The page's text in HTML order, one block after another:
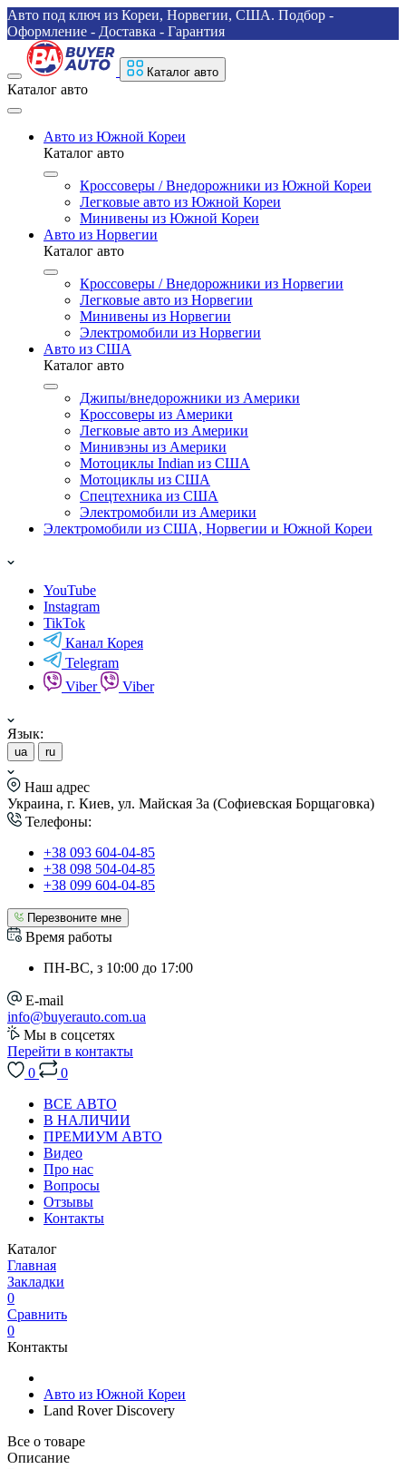
Авто под ключ из Кореи, Норвегии, США. Подбор -
Оформление - Доставка - Гарантия
Каталог авто
Каталог авто
Авто из Южной Кореи
Каталог авто
Кроссоверы / Внедорожники из Южной Кореи
Легковые авто из Южной Кореи
Минивены из Южной Кореи
Авто из Норвегии
Каталог авто
Кроссоверы / Внедорожники из Норвегии
Легковые авто из Норвегии
Минивены из Норвегии
Электромобили из Норвегии
Авто из США
Каталог авто
Джипы/внедорожники из Америки
Кроссоверы из Америки
Легковые авто из Америки
Минивэны из Америки
Мотоциклы Indian из США
Мотоциклы из США
Спецтехника из США
Электромобили из Америки
Электромобили из США, Норвегии и Южной Кореи
YouTube
Instagram
TikTok
Канал Корея
Telegram
Viber
Viber
Язык:
ua ru
Наш адрес
Украина, г. Киев, ул. Майская 3а (Софиевская Борщаговка)
Телефоны:
+38 093 604-04-85
+38 098 504-04-85
+38 099 604-04-85
Перезвоните мне
Время работы
ПН-ВС, з 10:00 до 17:00
E-mail
info@buyerauto.com.ua
Мы в соцсетях
Перейти в контакты
0
0
ВСЕ АВТО
В НАЛИЧИИ
ПРЕМИУМ АВТО
Видео
Про нас
Вопросы
Отзывы
Контакты
Каталог
Главная
Закладки
0
Сравнить
0
Контакты
Авто из Южной Кореи
Land Rover Discovery
Все о товаре
Описание